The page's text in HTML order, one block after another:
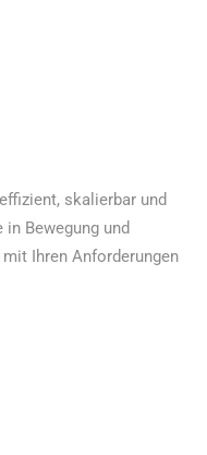
skalierbar und
Bewegung und
Ihren Anforderungen